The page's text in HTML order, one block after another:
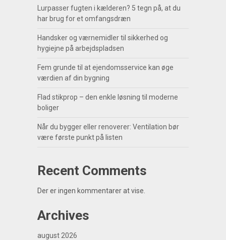
Lurpasser fugten i kælderen? 5 tegn på, at du
har brug for et omfangsdræn
Handsker og værnemidler til sikkerhed og
hygiejne på arbejdspladsen
Fem grunde til at ejendomsservice kan øge
værdien af din bygning
Flad stikprop – den enkle løsning til moderne
boliger
Når du bygger eller renoverer: Ventilation bør
være første punkt på listen
Recent Comments
Der er ingen kommentarer at vise.
Archives
august 2026